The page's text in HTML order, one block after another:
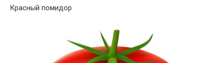
Красный помидор